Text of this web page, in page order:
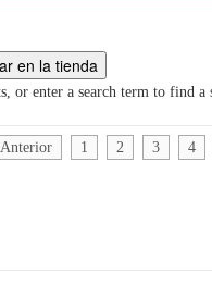
or enter a search term to find a
Anterior 1 2 3 4